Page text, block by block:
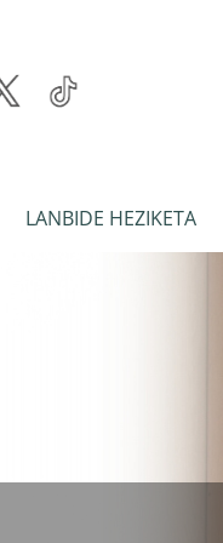
LANBIDE HEZIKETA